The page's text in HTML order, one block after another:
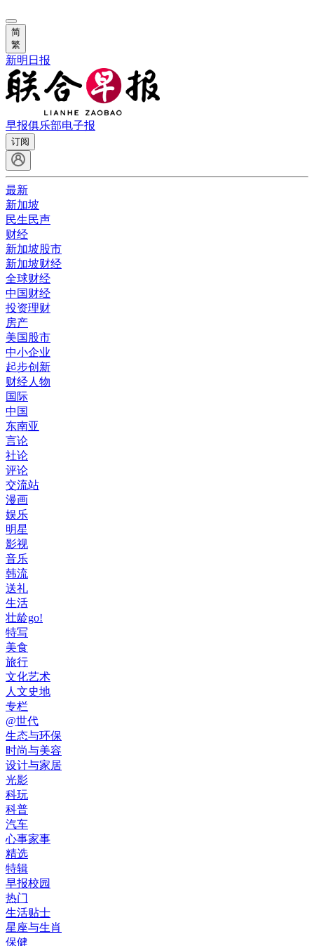
简
繁
新明日报
早报俱乐部电子报
订阅
最新
新加坡
民生民声
财经
新加坡股市
新加坡财经
全球财经
中国财经
投资理财
房产
美国股市
中小企业
起步创新
财经人物
国际
中国
东南亚
言论
社论
评论
交流站
漫画
娱乐
明星
影视
音乐
韩流
送礼
生活
壮龄go!
特写
美食
旅行
文化艺术
人文史地
专栏
@世代
生态与环保
时尚与美容
设计与家居
光影
科玩
科普
汽车
心事家事
精选
特辑
早报校园
热门
生活贴士
星座与生肖
保健